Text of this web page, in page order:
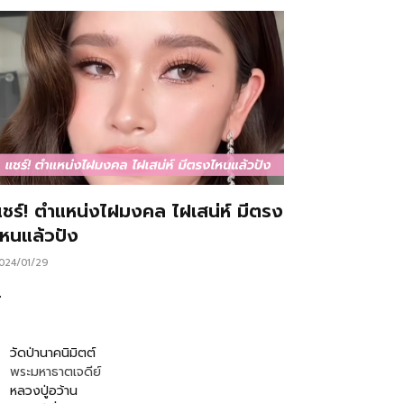
ร์! ตำแหน่งไฝมงคล ไฝเสน่ห์ มีตรง
นแล้วปัง
01/29
วัดป่านาคนิมิตต์
พระมหาธาตเจดีย์
หลวงปู่อว้าน